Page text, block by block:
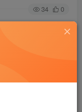
34 0
反向代理，用来
系统上最常用的反
过Docker容器分
应用程序的容